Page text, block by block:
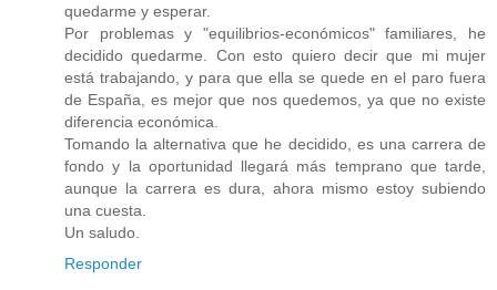
quedarme y esperar.
Por problemas y "equilibrios-económicos" familiares, he
decidido quedarme. Con esto quiero decir que mi mujer
está trabajando, y para que ella se quede en el paro fuera
de España, es mejor que nos quedemos, ya que no existe
diferencia económica.
Tomando la alternativa que he decidido, es una carrera de
fondo y la oportunidad llegará más temprano que tarde,
aunque la carrera es dura, ahora mismo estoy subiendo
una cuesta.
Un saludo.
Responder